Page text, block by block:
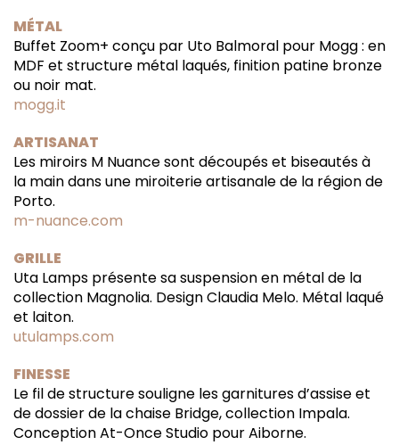
MÉTAL
Buffet Zoom+ conçu par Uto Balmoral pour Mogg : en
MDF et structure métal laqués, finition patine bronze
ou noir mat.
mogg.it
ARTISANAT
Les miroirs M Nuance sont découpés et biseautés à
la main dans une miroiterie artisanale de la région de
Porto.
m-nuance.com
GRILLE
Uta Lamps présente sa suspension en métal de la
collection Magnolia. Design Claudia Melo. Métal laqué
et laiton.
utulamps.com
FINESSE
Le fil de structure souligne les garnitures d’assise et
de dossier de la chaise Bridge, collection Impala.
Conception At-Once Studio pour Aiborne.